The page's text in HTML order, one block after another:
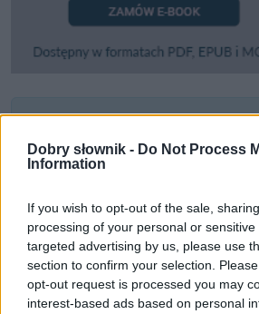
Dobry słownik - Do Not Process
Information
If you wish to opt-out of the sale,
processing of your personal or
targeted advertising by us, please use
section to confirm your selection.
opt-out request is processed you may
interest-based ads based on personal
Zobacz, co zyskują abonenci
Często sprawdzane
Skąd się biorą fryty?